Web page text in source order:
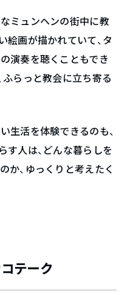
ミュンヘンの街中に教
絵画が描かれていて、タ
演奏を聴くこともでき
ふらっと教会に立ち寄る
生活を体験できるのも、
す人は、どんな暮らしを
か、ゆっくりと考えたく
テーク